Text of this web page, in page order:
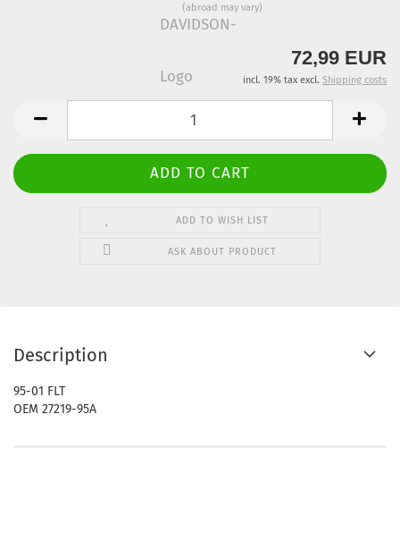
(abroad may vary)
72,99 EUR
incl. 19% tax excl. Shipping costs
ADD TO WISH LIST
ASK ABOUT PRODUCT
Description
95-01 FLT
OEM 27219-95A